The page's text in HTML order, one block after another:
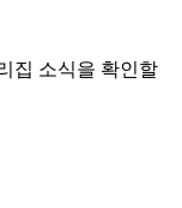
집 소식을 확인할